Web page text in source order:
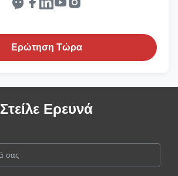
Ερώτηση Τώρα
Στείλε Ερευνά